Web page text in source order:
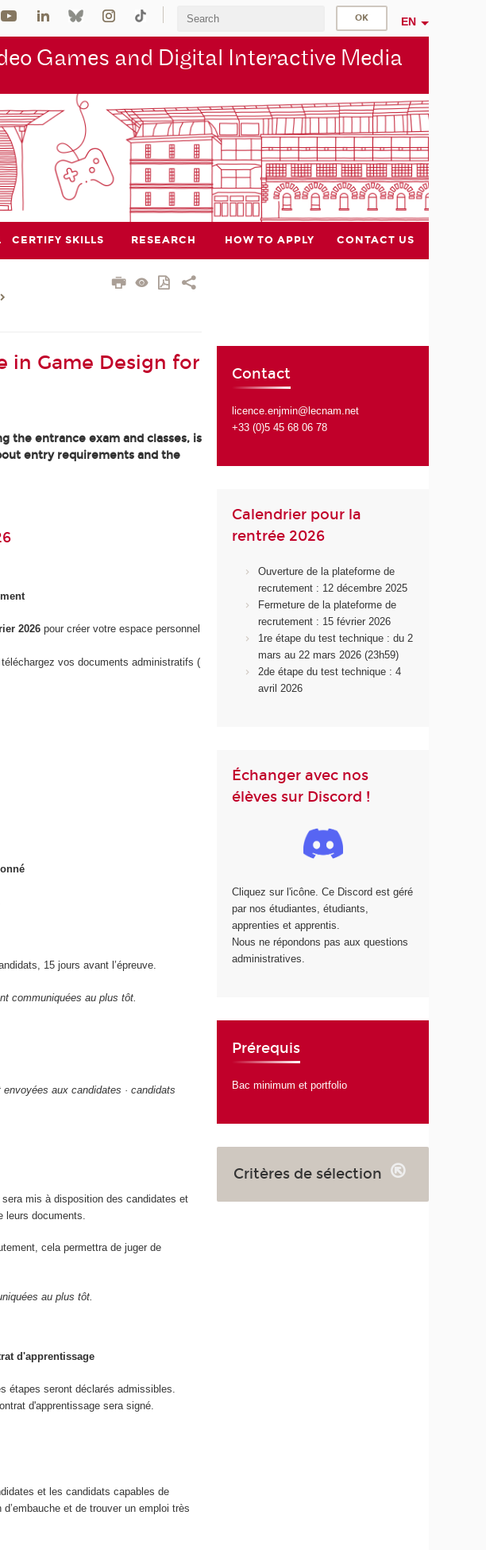
EN
Games and Digital Interactive Media
CERTIFY SKILLS RESEARCH HOW TO APPLY CONTACT US
in Game Design for
the entrance exam and classes, is
entry requirements and the
2026pour créer votre espace personnel
vos documents administratifs (
15 jours avant l’épreuve.
communiquées au plus tôt.
aux candidates · candidats
mis à disposition des candidates et
leurs documents.
cela permettra de juger de
au plus tôt.
d'apprentissage
étapes seront déclarés admissibles.
d'apprentissage sera signé.
et les candidats capables de
et de trouver un emploi très
Contact
licence.enjmin@lecnam.net
+33 (0)5 45 68 06 78
Calendrier pour la
rentrée 2026
Ouverture de la plateforme de
recrutement : 12 décembre 2025
Fermeture de la plateforme de
recrutement : 15 février 2026
1re étape du test technique : du 2
mars au 22 mars 2026 (23h59)
2de étape du test technique : 4
avril 2026
Échanger avec nos
élèves sur Discord !
Cliquez sur l'icône. Ce Discord est géré
par nos étudiantes, étudiants,
apprenties et apprentis.
Nous ne répondons pas aux questions
administratives.
Prérequis
Bac minimum et portfolio
Critères de sélection